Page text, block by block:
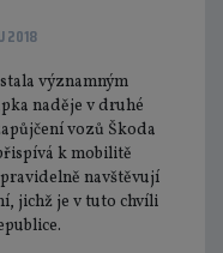
2018
významným
naděje v druhé
vozů Škoda
k mobilitě
navštěvují
jichž je v tuto chvíli